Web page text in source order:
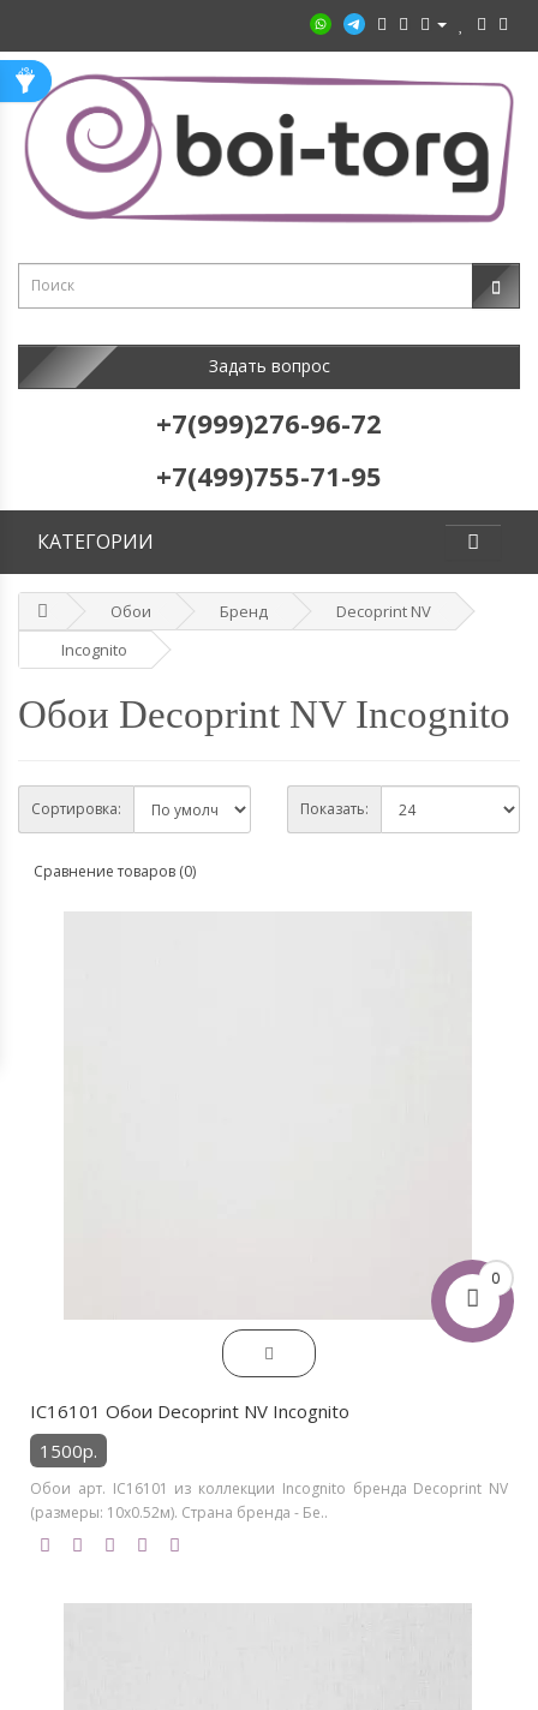
0
Задать вопрос
+7(999)276-96-72
+7(499)755-71-95
КАТЕГОРИИ
Обои Бренд
Decoprint NV
Incognito
Обои Decoprint NV Incognito
Сортировка: Показать:
Сравнение товаров (0)
IC16101 Обои Decoprint NV Incognito
1500р.
Обои арт. IC16101 из коллекции Incognito бренда Decoprint NV
(размеры: 10х0.52м). Страна бренда - Бе..